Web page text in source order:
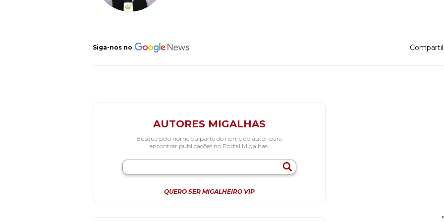
Siga-nos no
AUTORES MIGALHAS
Busque pelo nome ou parte do nome do autor para
encontrar publicações no Portal Migalhas.
QUERO SER MIGALHEIRO VIP